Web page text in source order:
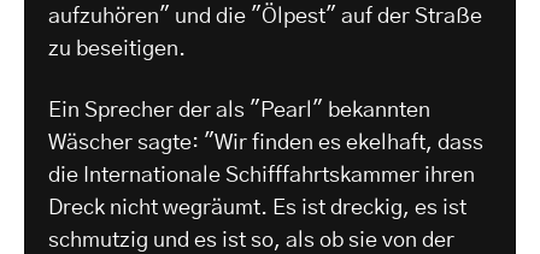
aufzuhören" und die "Ölpest" auf der Straße
zu beseitigen.
Ein Sprecher der als "Pearl" bekannten
Wäscher sagte: "Wir finden es ekelhaft, dass
die Internationale Schifffahrtskammer ihren
Dreck nicht wegräumt. Es ist dreckig, es ist
schmutzig und es ist so, als ob sie von der